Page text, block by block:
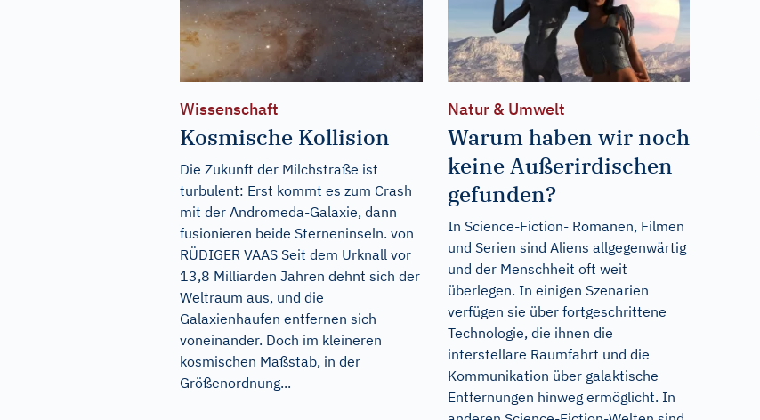
Wissenschaft
Kosmische Kollision
Die Zukunft der Milchstraße ist
turbulent: Erst kommt es zum Crash
mit der Andromeda-Galaxie, dann
fusionieren beide Sterneninseln. von
RÜDIGER VAAS Seit dem Urknall vor
13,8 Milliarden Jahren dehnt sich der
Weltraum aus, und die
Galaxienhaufen entfernen sich
voneinander. Doch im kleineren
kosmischen Maßstab, in der
Größenordnung...
Natur & Umwelt
Warum haben wir noch
keine Außerirdischen
gefunden?
In Science-Fiction- Romanen, Filmen
und Serien sind Aliens allgegenwärtig
und der Menschheit oft weit
überlegen. In einigen Szenarien
verfügen sie über fortgeschrittene
Technologie, die ihnen die
interstellare Raumfahrt und die
Kommunikation über galaktische
Entfernungen hinweg ermöglicht. In